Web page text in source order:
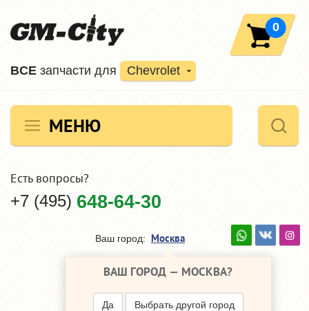
ВCE запчасти для Chevrolet
0
МЕНЮ
Есть вопросы?
+7 (495) 648-64-30
Ваш город: Москва
ВАШ ГОРОД — МОСКВА?
Да Выбрать другой город